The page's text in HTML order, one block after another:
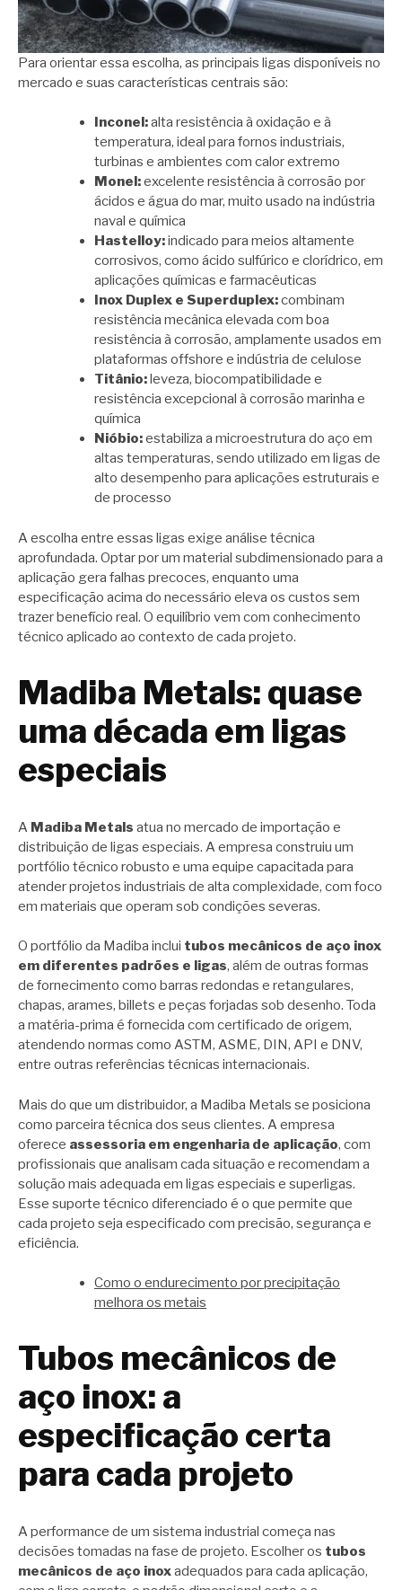
Para orientar essa escolha, as principais ligas disponíveis no
mercado e suas características centrais são:
Inconel:alta resistência à oxidação e à
temperatura, ideal para fornos industriais,
turbinas e ambientes com calor extremo
Monel:excelente resistência à corrosão por
ácidos e água do mar, muito usado na indústria
naval e química
Hastelloy:indicado para meios altamente
corrosivos, como ácido sulfúrico e clorídrico, em
aplicações químicas e farmacêuticas
Inox Duplex e Superduplex:combinam
resistência mecânica elevada com boa
resistência à corrosão, amplamente usados em
plataformas offshore e indústria de celulose
Titânio:leveza, biocompatibilidade e
resistência excepcional à corrosão marinha e
química
Nióbio:estabiliza a microestrutura do aço em
altas temperaturas, sendo utilizado em ligas de
alto desempenho para aplicações estruturais e
de processo
A escolha entre essas ligas exige análise técnica
aprofundada. Optar por um material subdimensionado para a
aplicação gera falhas precoces, enquanto uma
especificação acima do necessário eleva os custos sem
trazer benefício real. O equilíbrio vem com conhecimento
técnico aplicado ao contexto de cada projeto.
Madiba Metals: quase
uma década em ligas
especiais
A Madiba Metals atua no mercado de importação e
distribuição de ligas especiais. A empresa construiu um
portfólio técnico robusto e uma equipe capacitada para
atender projetos industriais de alta complexidade, com foco
em materiais que operam sob condições severas.
O portfólio da Madiba inclui tubos mecânicos de aço inox
em diferentes padrões e ligas, além de outras formas
de fornecimento como barras redondas e retangulares,
chapas, arames, billets e peças forjadas sob desenho. Toda
a matéria-prima é fornecida com certificado de origem,
atendendo normas como ASTM, ASME, DIN, API e DNV,
entre outras referências técnicas internacionais.
Mais do que um distribuidor, a Madiba Metals se posiciona
como parceira técnica dos seus clientes. A empresa
oferece assessoria em engenharia de aplicação, com
profissionais que analisam cada situação e recomendam a
solução mais adequada em ligas especiais e superligas.
Esse suporte técnico diferenciado é o que permite que
cada projeto seja especificado com precisão, segurança e
eficiência.
Como o endurecimento por precipitação
melhora os metais
Tubos mecânicos de
aço inox: a
especificação certa
para cada projeto
A performance de um sistema industrial começa nas
decisões tomadas na fase de projeto. Escolher os tubos
mecânicos de aço inoxadequados para cada aplicação,